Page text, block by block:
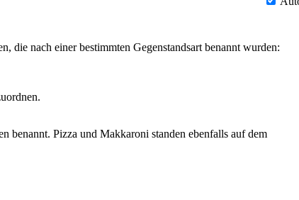
die nach einer bestimmten Gegenstandsart benannt wurden:
benannt. Pizza und Makkaroni standen ebenfalls auf dem